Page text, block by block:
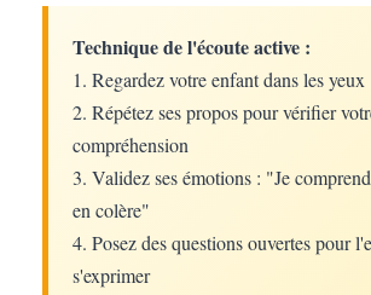
Technique de l'écoute active :
1. Regardez votre enfant dans les yeux
2. Répétez ses propos pour vérifier
compréhension
3. Validez ses émotions : "Je
en colère"
4. Posez des questions ouvertes pour
s'exprimer